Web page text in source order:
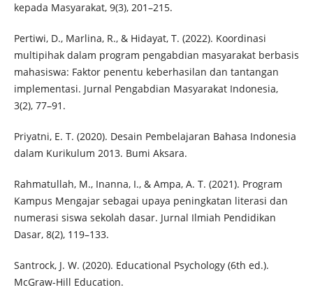
kepada Masyarakat, 9(3), 201–215.
Pertiwi, D., Marlina, R., & Hidayat, T. (2022). Koordinasi
multipihak dalam program pengabdian masyarakat berbasis
mahasiswa: Faktor penentu keberhasilan dan tantangan
implementasi. Jurnal Pengabdian Masyarakat Indonesia,
3(2), 77–91.
Priyatni, E. T. (2020). Desain Pembelajaran Bahasa Indonesia
dalam Kurikulum 2013. Bumi Aksara.
Rahmatullah, M., Inanna, I., & Ampa, A. T. (2021). Program
Kampus Mengajar sebagai upaya peningkatan literasi dan
numerasi siswa sekolah dasar. Jurnal Ilmiah Pendidikan
Dasar, 8(2), 119–133.
Santrock, J. W. (2020). Educational Psychology (6th ed.).
McGraw-Hill Education.